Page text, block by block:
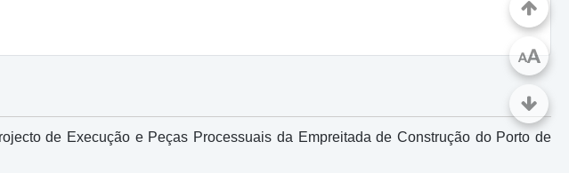
de Execução e Peças Processuais da Empreitada de Construção do Porto de
AA